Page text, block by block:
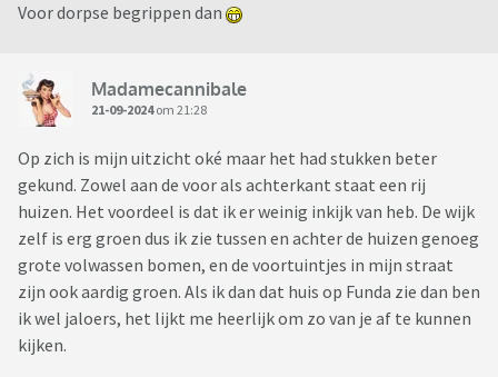
Voor dorpse begrippen dan
Madamecannibale
21-09-2024om 21:28
Op zich is mijn uitzicht oké maar het had stukken beter
gekund. Zowel aan de voor als achterkant staat een rij
huizen. Het voordeel is dat ik er weinig inkijk van heb. De wijk
zelf is erg groen dus ik zie tussen en achter de huizen genoeg
grote volwassen bomen, en de voortuintjes in mijn straat
zijn ook aardig groen. Als ik dan dat huis op Funda zie dan ben
ik wel jaloers, het lijkt me heerlijk om zo van je af te kunnen
kijken.